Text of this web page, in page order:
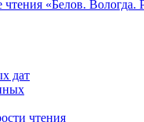
«Белов. Вологда.
дат
чтения